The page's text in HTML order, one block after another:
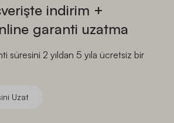
indirim +
garanti uzatma
süresini 2 yıldan 5 yıla ücretsiz bir
Uzat